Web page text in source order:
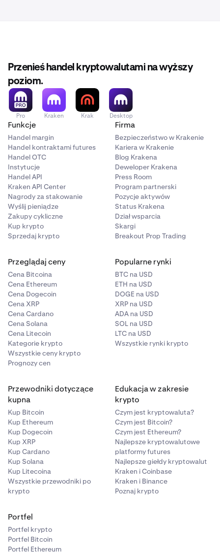
Przenieś handel kryptowalutami na wyższy
poziom.
Pro Kraken Krak Desktop
Funkcje
Handel margin
Handel kontraktami futures
Handel OTC
Instytucje
Handel API
Kraken API Center
Nagrody za stakowanie
Wyślij pieniądze
Zakupy cykliczne
Kup krypto
Sprzedaj krypto
Firma
Bezpieczeństwo w Krakenie
Kariera w Krakenie
Blog Krakena
Deweloper Krakena
Press Room
Program partnerski
Pozycje aktywów
Status Krakena
Dział wsparcia
Skargi
Breakout Prop Trading
Przeglądaj ceny
Cena Bitcoina
Cena Ethereum
Cena Dogecoin
Cena XRP
Cena Cardano
Cena Solana
Cena Litecoin
Kategorie krypto
Wszystkie ceny krypto
Prognozy cen
Popularne rynki
BTC na USD
ETH na USD
DOGE na USD
XRP na USD
ADA na USD
SOL na USD
LTC na USD
Wszystkie rynki krypto
Przewodniki dotyczące
kupna
Kup Bitcoin
Kup Ethereum
Kup Dogecoin
Kup XRP
Kup Cardano
Kup Solana
Kup Litecoina
Wszystkie przewodniki po
krypto
Edukacja w zakresie
krypto
Czym jest kryptowaluta?
Czym jest Bitcoin?
Czym jest Ethereum?
Najlepsze kryptowalutowe
platformy futures
Najlepsze giełdy kryptowalut
Kraken i Coinbase
Kraken i Binance
Poznaj krypto
Portfel
Portfel krypto
Portfel Bitcoin
Portfel Ethereum